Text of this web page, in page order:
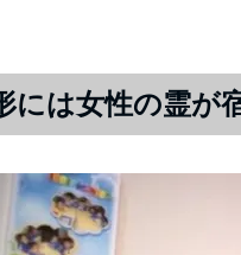
には女性の霊が